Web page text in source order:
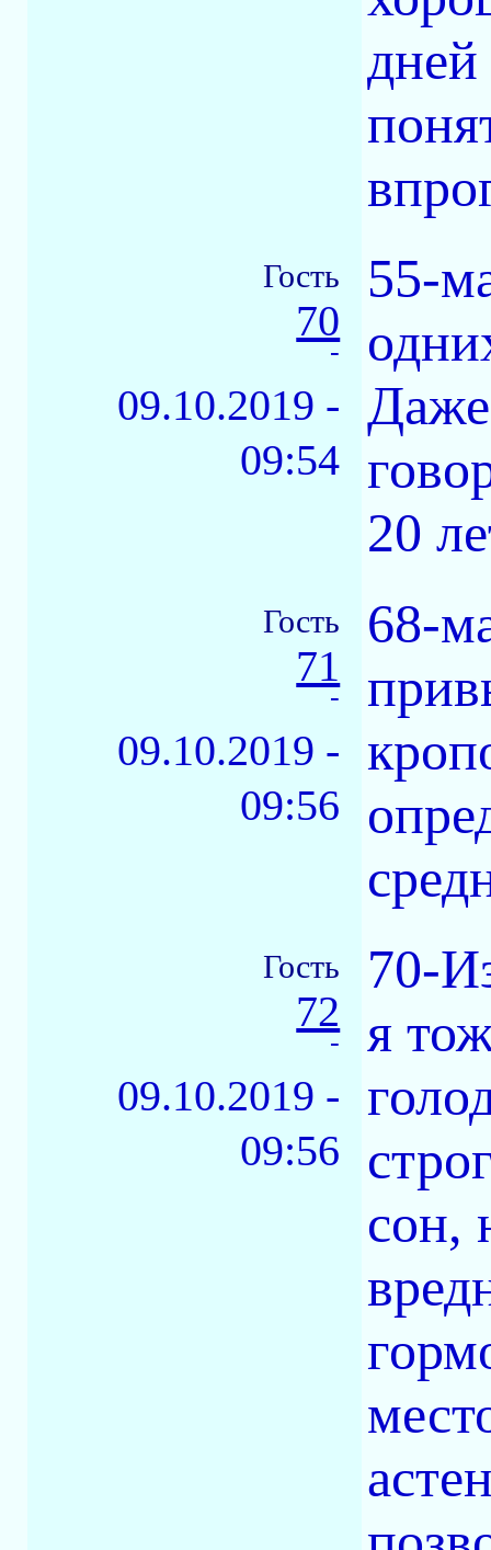
Гость
70
-
09.10.2019 -
09:54
55-
20
Гость
71
-
09.10.2019 -
09:56
68-
Гость
72
-
09.10.2019 -
09:56
70-
я
сон,